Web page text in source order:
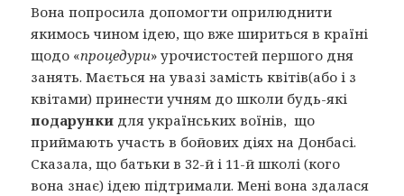
Вона попросила допомогти оприлюднити
якимось чином ідею, що вже шириться в країні
щодо «процедури» урочистостей першого дня
занять. Мається на увазі замість квітів(або і з
квітами) принести учням до школи будь-які
подарунки для українських воїнів, що
приймають участь в бойових діях на Донбасі.
Сказала, що батьки в 32-й і 11-й школі (кого
вона знає) ідею підтримали. Мені вона здалася